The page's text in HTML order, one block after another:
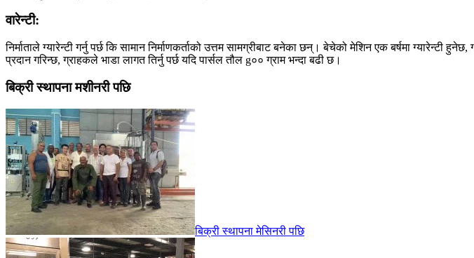
वारेन्टी:
निर्माताले ग्यारेन्टी गर्नु पर्छ कि सामान निर्माणकर्ताको उत्तम सामग्रीबाट बनेका छन्। बेचेको मेशिन एक बर्षमा ग्यारेन्टी
प्रदान गरिन्छ, ग्राहकले भाडा लागत तिर्नु पर्छ यदि पार्सल तौल g०० ग्राम भन्दा बढी छ।
बिक्री स्थापना मशीनरी पछि
बिक्री स्थापना मेसिनरी पछि